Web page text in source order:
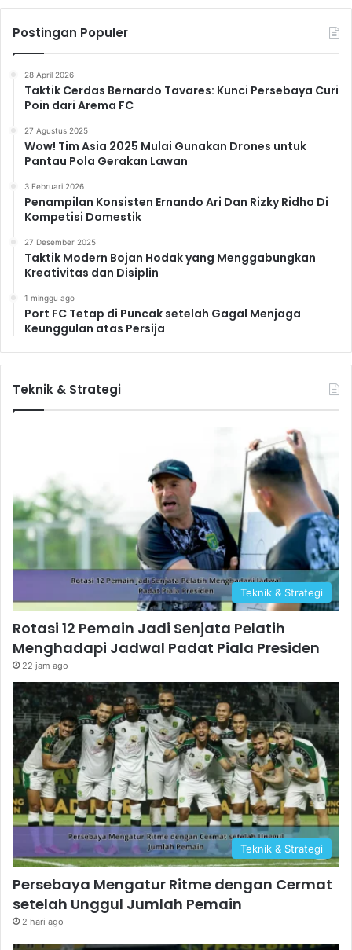
Postingan Populer
28 April 2026
Taktik Cerdas Bernardo Tavares: Kunci Persebaya Curi
Poin dari Arema FC
27 Agustus 2025
Wow! Tim Asia 2025 Mulai Gunakan Drones untuk
Pantau Pola Gerakan Lawan
3 Februari 2026
Penampilan Konsisten Ernando Ari Dan Rizky Ridho Di
Kompetisi Domestik
27 Desember 2025
Taktik Modern Bojan Hodak yang Menggabungkan
Kreativitas dan Disiplin
1 minggu ago
Port FC Tetap di Puncak setelah Gagal Menjaga
Keunggulan atas Persija
Teknik & Strategi
Teknik & Strategi
Rotasi 12 Pemain Jadi Senjata Pelatih
Menghadapi Jadwal Padat Piala Presiden
22 jam ago
Teknik & Strategi
Persebaya Mengatur Ritme dengan Cermat
setelah Unggul Jumlah Pemain
2 hari ago